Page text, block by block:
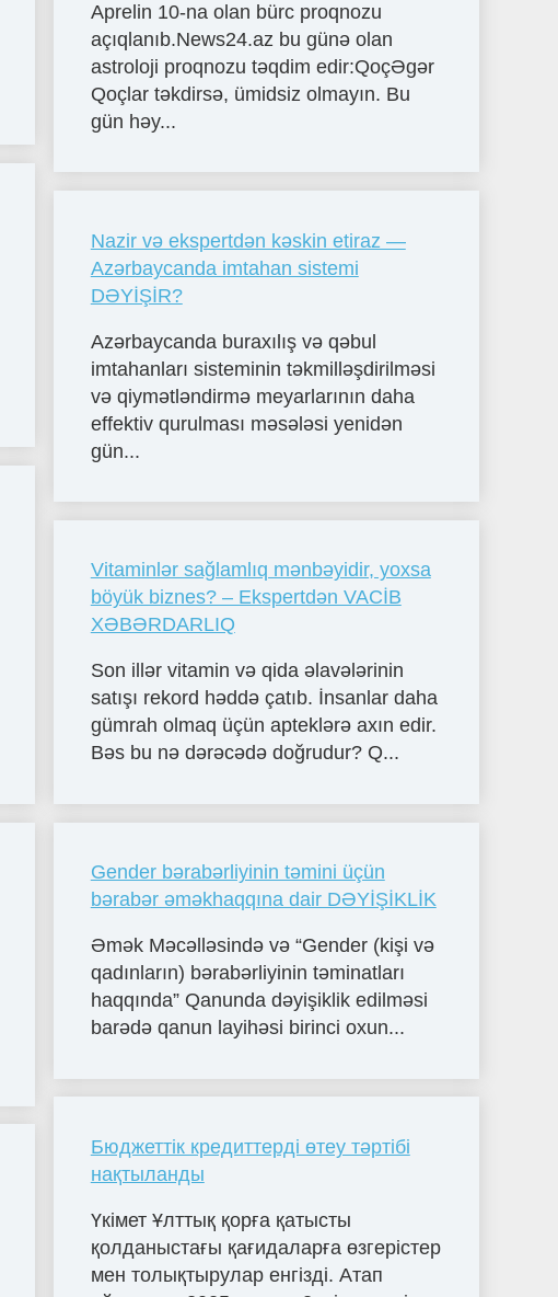
Aprelin 10-na olan bürc proqnozu
açıqlanıb.News24.az bu günə olan
astroloji proqnozu təqdim edir:QoçƏgər
Qoçlar təkdirsə, ümidsiz olmayın. Bu
gün həy...
Nazir və ekspertdən kəskin etiraz —
Azərbaycanda imtahan sistemi
DƏYİŞİR?
Azərbaycanda buraxılış və qəbul
imtahanları sisteminin təkmilləşdirilməsi
və qiymətləndirmə meyarlarının daha
effektiv qurulması məsələsi yenidən
gün...
Vitaminlər sağlamlıq mənbəyidir, yoxsa
böyük biznes? – Ekspertdən VACİB
XƏBƏRDARLIQ
Son illər vitamin və qida əlavələrinin
satışı rekord həddə çatıb. İnsanlar daha
gümrah olmaq üçün apteklərə axın edir.
Bəs bu nə dərəcədə doğrudur? Q...
Gender bərabərliyinin təmini üçün
bərabər əməkhaqqına dair DƏYİŞİKLİK
Əmək Məcəlləsində və “Gender (kişi və
qadınların) bərabərliyinin təminatları
haqqında” Qanunda dəyişiklik edilməsi
barədə qanun layihəsi birinci oxun...
Бюджеттік кредиттерді өтеу тәртібі
нақтыланды
Үкімет Ұлттық қорға қатысты
қолданыстағы қағидаларға өзгерістер
мен толықтырулар енгізді. Атап